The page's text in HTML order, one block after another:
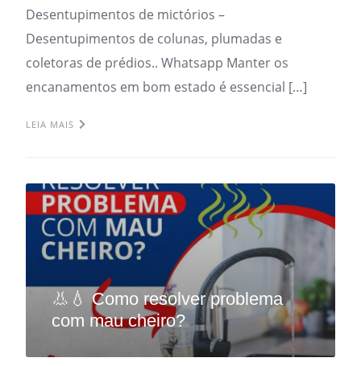
Desentupimentos de mictórios –
Desentupimentos de colunas, plumadas e
coletoras de prédios.. Whatsapp Manter os
encanamentos em bom estado é essencial […]
LEIA MAIS
👃💧 Como resolver problema
com mau cheiro?